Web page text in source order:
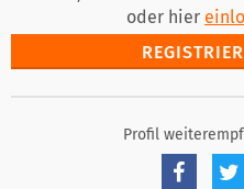
oder hier
Profil